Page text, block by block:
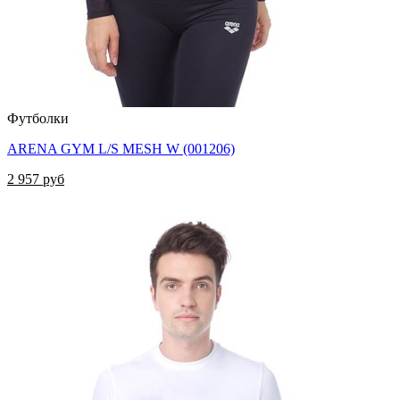
Футболки
ARENA GYM L/S MESH W (001206)
2 957 руб